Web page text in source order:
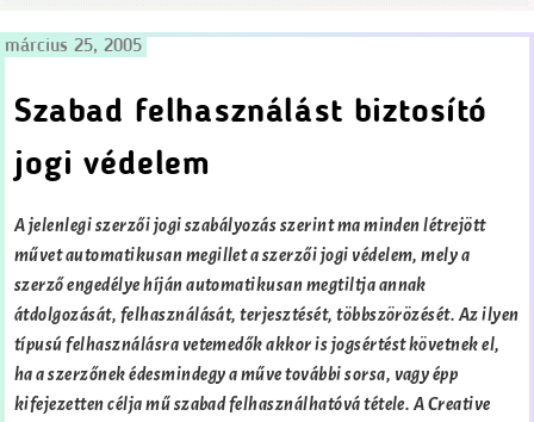
március 25, 2005
Szabad felhasználást biztosító
jogi védelem
A jelenlegi szerzői jogi szabályozás szerint ma minden létrejött
művet automatikusan megillet a szerzői jogi védelem, mely a
szerző engedélye híján automatikusan megtiltja annak
átdolgozását, felhasználását, terjesztését, többszörözését. Az ilyen
típusú felhasználásra vetemedők akkor is jogsértést követnek el,
ha a szerzőnek édesmindegy a műve további sorsa, vagy épp
kifejezetten célja mű szabad felhasználhatóvá tétele. A Creative